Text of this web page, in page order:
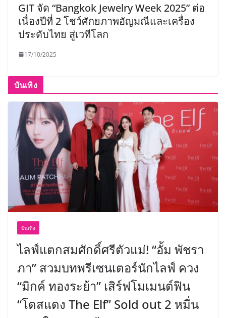
GIT จัด “Bangkok Jewelry Week 2025” ต่อ
เนื่องปีที่ 2 โชว์ศักยภาพอัญมณีและเครื่อง
ประดับไทย สู่เวทีโลก
17/10/2025
บันเทิง
บันเทิง
ไลฟ์แตกสมศักดิ์ศรีตัวแม่! “อั้ม พัชรา
ภา” สวมบทพรีเซนเตอร์นักไลฟ์ ควง
“มิกค์ ทองระย้า” เสิร์ฟโมเมนต์ฟิน
“โดสแดง The Elf” Sold out 2 หมื่น